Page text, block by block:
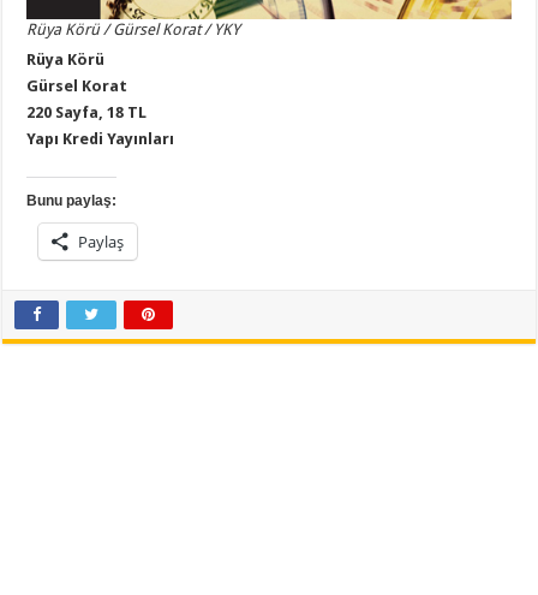
Rüya Körü / Gürsel Korat / YKY
Rüya Körü
Gürsel Korat
220 Sayfa, 18 TL
Yapı Kredi Yayınları
Bunu paylaş:
Paylaş